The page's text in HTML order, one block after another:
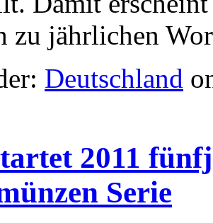
zu jährlichen
Deutschland
2011
Serie